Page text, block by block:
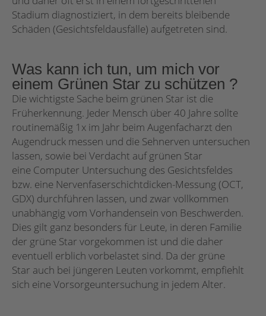
Stadium diagnostiziert, in dem bereits bleibende
Schäden (Gesichtsfeldausfälle) aufgetreten sind.
Was kann ich tun, um mich vor
einem Grünen Star zu schützen ?
Die wichtigste Sache beim grünen Star ist die
Früherkennung. Jeder Mensch über 40 Jahre sollte
routinemäßig 1x im Jahr beim Augenfacharzt den
Augendruck messen und die Sehnerven untersuchen
lassen, sowie bei Verdacht auf grünen Star
eine Computer Untersuchung des Gesichtsfeldes
bzw. eine Nervenfaserschichtdicken-Messung (OCT,
GDX) durchführen lassen, und zwar vollkommen
unabhängig vom Vorhandensein von Beschwerden.
Dies gilt ganz besonders für Leute, in deren Familie
der grüne Star vorgekommen ist und die daher
eventuell erblich vorbelastet sind. Da der grüne
Star auch bei jüngeren Leuten vorkommt, empfiehlt
sich eine Vorsorgeuntersuchung in jedem Alter.